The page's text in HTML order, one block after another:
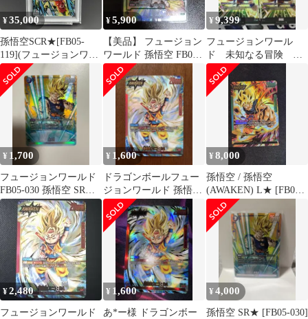
¥35,000
孫悟空SCR★[FB05-
119](フュージョンワー
ルド「未知なる冒険
」)
¥5,900
【美品】 フュージョン
ワールド 孫悟空 FB05-
053
¥9,399
フュージョンワール
ド 未知なる冒険
SCR 孫悟空 4枚
¥ 1,700
フュージョンワールド
FB05-030 孫悟空 SRパ
ラレル
¥ 1,600
ドラゴンボールフュー
ジョンワールド 孫悟空
(ミニ)DA L☆ FB05
¥8,000
孫悟空 / 孫悟空
(AWAKEN) L★ [FB05-
049]「未知なる冒険」
¥2,480
フュージョンワールド
¥ 1,600
あ*ー様 ドラゴンボー
¥4,000
孫悟空 SR★ [FB05-030]